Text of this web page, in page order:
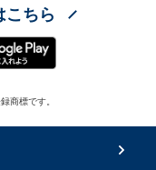
こちら
商標です。